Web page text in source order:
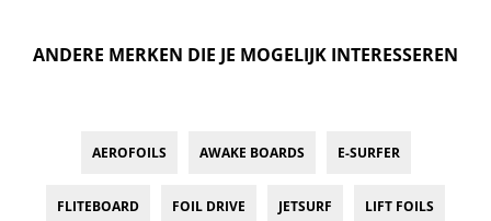
ANDERE MERKEN DIE JE MOGELIJK INTERESSEREN
AEROFOILS AWAKE BOARDS E-SURFER
FLITEBOARD FOIL DRIVE JETSURF LIFT FOILS